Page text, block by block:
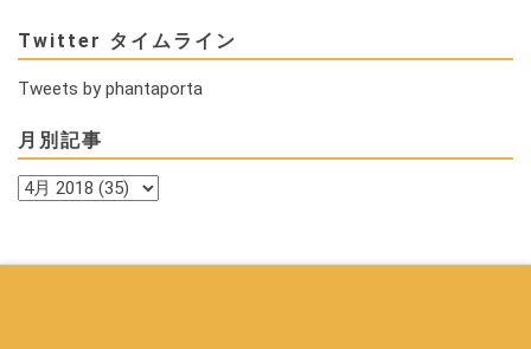
Twitter タイムライン
Tweets by phantaporta
月別記事